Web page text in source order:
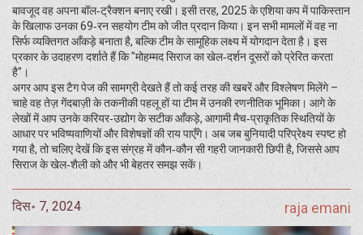
बावजूद वह अपना बॉल‑ट्रैक्शन बनाए रखी। इसी तरह, 2025 के एशिया कप में पाकिस्तान
के खिलाफ उनका 69‑रन सहयोग टीम को जीत प्रदान किया। इन सभी मामलों में वह ना
सिर्फ व्यक्तिगत आँकड़े बनाता है, बल्कि टीम के सामूहिक लक्ष्य में योगदान देता है। इस
प्रकार के उदाहरण दर्शाते हैं कि "मोहम्मद सिराज का खेल‑दर्शन दूसरों को प्रेरित करता
है"।
अगर आप इस टैग पेज की सामग्री देखते हैं तो कई तरह की खबरें और विश्लेषण मिलेंगे –
चाहे वह तेज़ गेंदबाज़ी के तकनीकी पहलू हों या टीम में उनकी रणनीतिक भूमिका। आगे के
लेखों में आप उनके करियर‑उद्योग के सटीक आँकड़े, आगामी मैच‑प्राकृतिक स्थितियों के
आधार पर भविष्यवाणियों और विशेषज्ञों की राय पाएँगे। अब जब बुनियादी परिप्रेक्ष्य स्पष्ट हो
गया है, तो चलिए देखें कि इस संग्रह में कौन‑कौन सी गहरी जानकारी छिपी है, जिससे आप
सिराज के खेल‑शैली को और भी बेहतर समझ सकें।
दिस॰ 7, 2024 raja emani